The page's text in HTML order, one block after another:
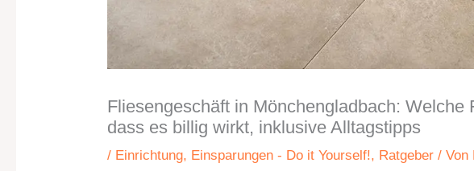
Fliesengeschäft in Mönchengladbach: Welche
dass es billig wirkt, inklusive Alltagstipps
/ Einrichtung, Einsparungen - Do it Yourself!, Ratgeber / Von